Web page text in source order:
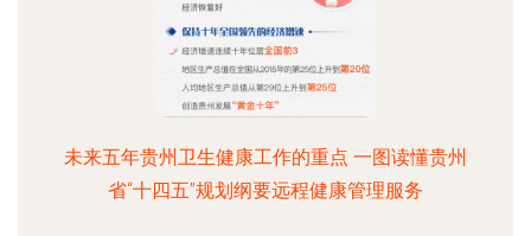
未来五年贵州卫生健康工作的重点 一图读懂贵州
省“十四五”规划纲要远程健康管理服务